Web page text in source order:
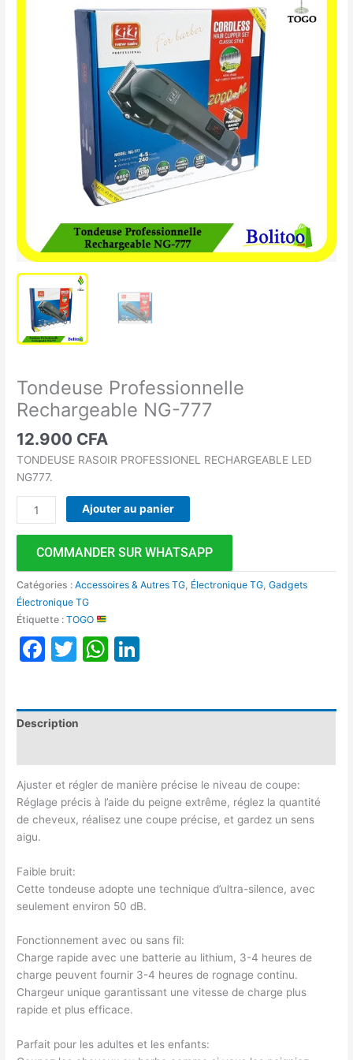
Tondeuse Professionnelle
Rechargeable NG-777
12.900 CFA
TONDEUSE RASOIR PROFESSIONEL RECHARGEABLE LED
NG777.
Rechargeable
Ajouter au panier
COMMANDER SUR WHATSAPP
Catégories :Accessoires & Autres TG, Électronique TG,Gadgets
Électronique TG
Étiquette :TOGO
Facebook
TwitterWhatsApp
Description
Ajuster et régler de manière précise le niveau de coupe:
Réglage précis à l’aide du peigne extrême, réglez la quantité
de cheveux, réalisez une coupe précise, et gardez un sens
aigu.
Faible bruit:
Cette tondeuse adopte une technique d’ultra-silence, avec
seulement environ 50 dB.
Fonctionnement avec ou sans fil:
Charge rapide avec une batterie au lithium, 3-4 heures de
charge peuvent fournir 3-4 heures de rognage continu.
Chargeur unique garantissant une vitesse de charge plus
rapide et plus efficace.
Parfait pour les adultes et les enfants: